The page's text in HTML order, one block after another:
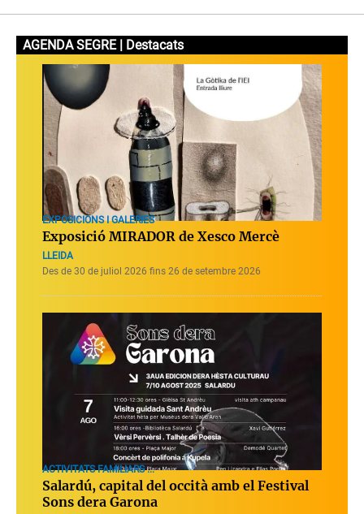
AGENDA SEGRE | Destacats
EXPOSICIONS I GALERIES
Exposició MIRADOR de Xesco Mercè
LLEIDA
Des de 30 de juliol 2026 fins 26 de setembre 2026
ACTIVITATS FAMILIARS ...
Salardú, capital del occità amb el Festival
Sons dera Garona